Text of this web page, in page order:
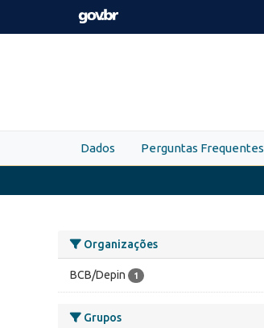
Skip to main content
Dados Perguntas Frequentes
Organizações
BCB/Depin 1
Grupos